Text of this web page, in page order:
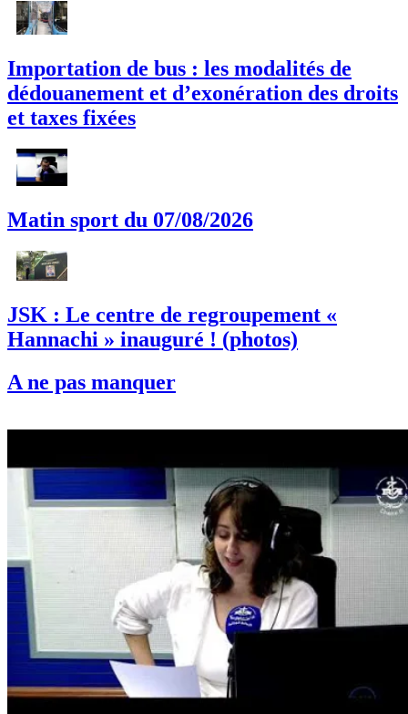
Importation de bus : les modalités de
dédouanement et d’exonération des droits
et taxes fixées
Matin sport du 07/08/2026
JSK : Le centre de regroupement «
Hannachi » inauguré ! (photos)
A ne pas manquer